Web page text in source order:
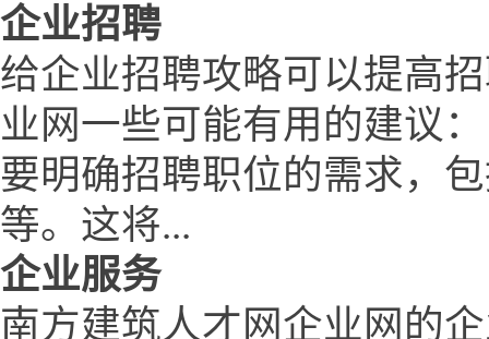
企业招聘
给企业招聘攻略可以提高
业网一些可能有用的建议
要明确招聘职位的需求，
等。这将...
企业服务
南方建筑人才网企业网的